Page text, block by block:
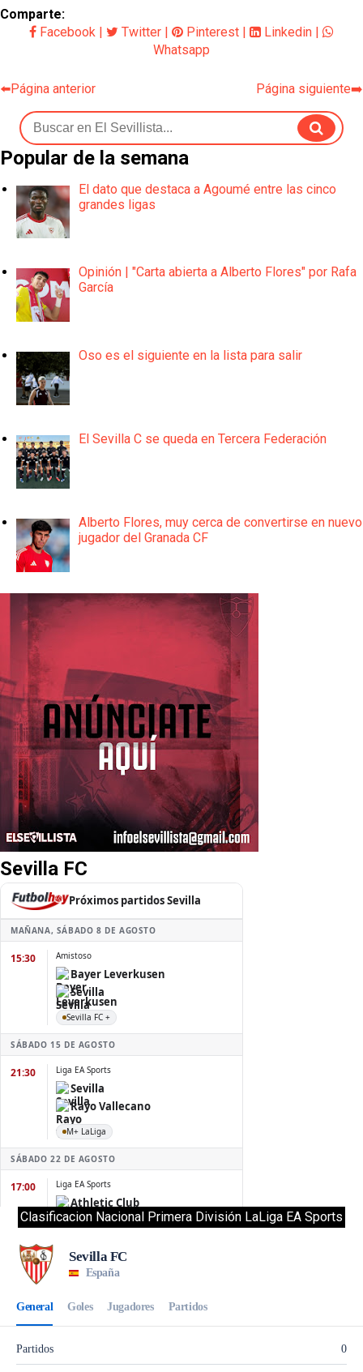
Comparte:
Facebook
Twitter Pinterest Linkedin
Whatsapp
⬅️Página anterior Página siguiente➡️
Popular de la semana
El dato que destaca a Agoumé entre las cinco
grandes ligas
Opinión | "Carta abierta a Alberto Flores" por Rafa
García
Oso es el siguiente en la lista para salir
El Sevilla C se queda en Tercera Federación
Alberto Flores, muy cerca de convertirse en nuevo
jugador del Granada CF
Sevilla FC
Clasificacion Nacional Primera División LaLiga EA Sports